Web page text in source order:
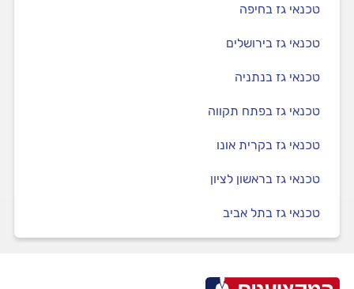
טכנאי גז בחיפה
טכנאי גז בירושלים
טכנאי גז בנתניה
טכנאי גז בפתח תקווה
טכנאי גז בקרית אונו
טכנאי גז בראשון לציון
טכנאי גז בתל אביב